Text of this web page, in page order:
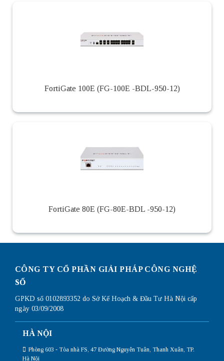
FortiGate 100E (FG-100E -BDL-950-12)
FortiGate 80E (FG-80E-BDL -950-12)
CÔNG TY CỔ PHẦN GIẢI PHÁP CÔNG NGHỆ
SỐ
GPKD số 0102893352 do Sở Kế Hoạch & Đầu Tư Hà Nội cấp
ngày 03/09/2008
HÀ NỘI
Phòng 603 - Tòa nhà FS, 47 Đường Nguyễn Tuân, Thanh Xuân, TP.
Hà Nội